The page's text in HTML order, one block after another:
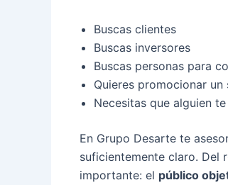
Buscas clientes
Buscas inversores
Buscas personas para
Quieres promocionar
Necesitas que alguien
En Grupo Desarte te
suficientemente claro. Del
importante: el público